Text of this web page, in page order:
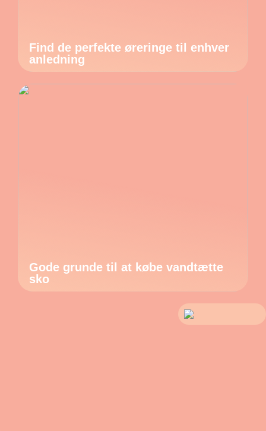
Find de perfekte øreringe til enhver
anledning
Gode grunde til at købe vandtætte
sko